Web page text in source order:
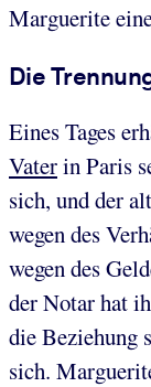
Marguerite
Die
Eines Tages
Vaterin Paris
sich, und der
wegen des
wegen des
der Notar hat
die Beziehung
sich.